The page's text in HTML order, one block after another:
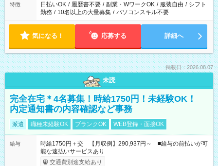
特徴 日払いOK / 履歴書不要 / 副業・WワークOK / 服装自由 / シフト
勤務 / 10名以上の大量募集 / パソコンスキル不要
気になる！ 応募する 詳細へ
掲載日：2026.08.07
未読
完全在宅＊4名募集！時給1750円！未経験OK！
内定通知書の内容確認など事務
派遣 職種未経験OK ブランクOK WEB登録・面接OK
給与
時給1750円＋交 【月収例】290,937円～ ■給与の前払いが可
能な速払いサービスあり
交通費別途支給あり